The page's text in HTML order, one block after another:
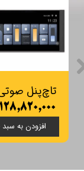
۱۲۸,۸۲۰,۰۰۰ تومان
افزودن به